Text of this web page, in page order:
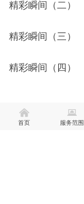
精彩瞬间（二）
精彩瞬间（三）
精彩瞬间（四）
낀
首页
뀵
服务范围